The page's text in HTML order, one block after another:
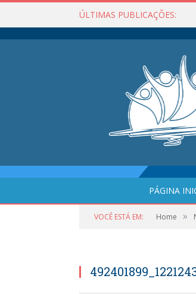
ÚLTIMAS PUBLICAÇÕES:
PÁGINA
VOCÊ ESTÁ EM: Home »